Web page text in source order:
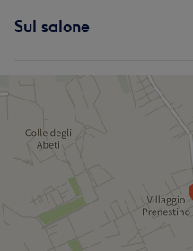
Sul salone